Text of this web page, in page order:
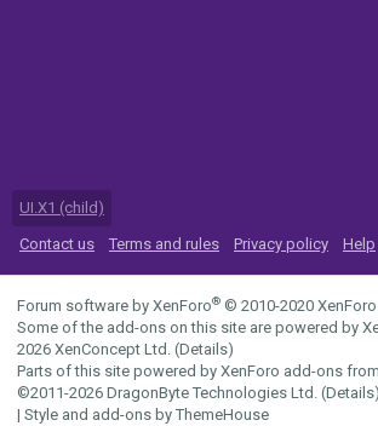
UI.X1 (child)
Contact us
Terms and rules Privacy policy Help
Forum software by XenForo® © 2010-2020
Some of the add-ons on this site are powered by
2026 XenConcept Ltd. (Details)
Parts of this site powered by XenForo add-ons
©2011-2026 DragonByte Technologies Ltd. (Details)
| Style and add-ons by ThemeHouse